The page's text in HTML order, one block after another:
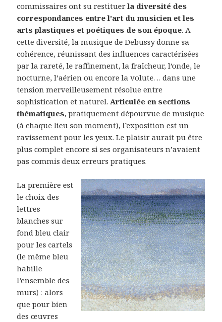
commissaires ont su restituerla diversité des
correspondances entre l’art du musicien et les
arts plastiques et poétiques de son époque. A
cette diversité, la musique de Debussy donne sa
cohérence, réunissant des influences caractérisées
par la rareté, le raffinement, la fraîcheur, l’onde, le
nocturne, l’aérien ou encore la volute… dans une
tension merveilleusement résolue entre
sophistication et naturel.Articulée en sections
thématiques, pratiquement dépourvue de musique
(à chaque lieu son moment), l’exposition est un
ravissement pour les yeux. Le plaisir aurait pu être
plus complet encore si ses organisateurs n’avaient
pas commis deux erreurs pratiques.
La première est
le choix des
lettres
blanches sur
fond bleu clair
pour les cartels
(le même bleu
habille
l’ensemble des
murs) : alors
que pour bien
des œuvres